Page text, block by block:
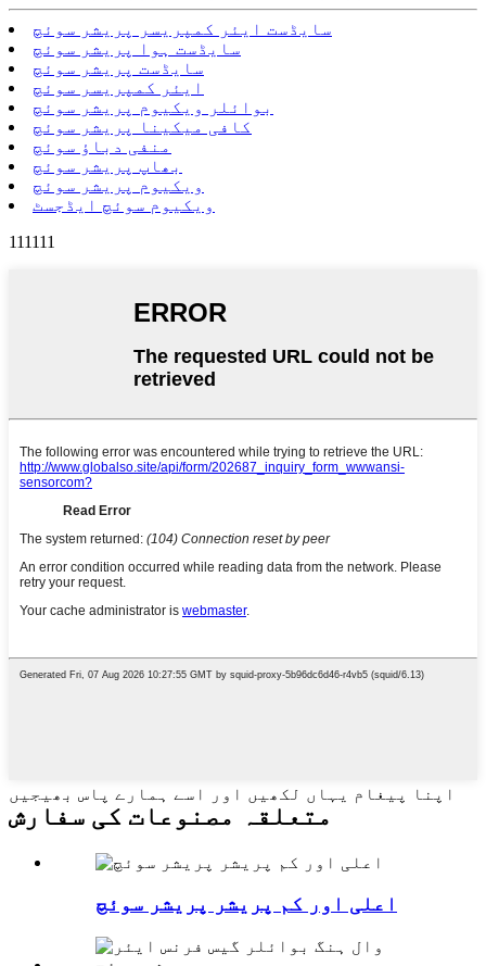
سایڈست ایئر کمپریسر پریشر سوئچ
سایڈست ہوا پریشر سوئچ
سایڈست پریشر سوئچ
ایئر کمپریسر سوئچ
بوائلر ویکیوم پریشر سوئچ
کافی میکینا پریشر سوئچ
منفی دباؤ سوئچ
بھاپ پریشر سوئچ
ویکیوم پریشر سوئچ
ویکیوم سوئچ ایڈجسٹ
111111
اپنا پیغام یہاں لکھیں اور اسے ہمارے پاس بھیجیں
متعلقہ مصنوعات کی سفارش
اعلی اور کم پریشر پریشر سوئچ